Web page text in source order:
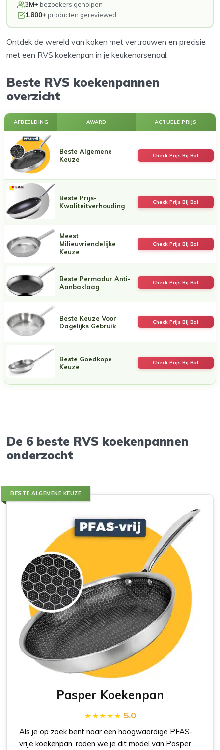
3M+ bezoekers geholpen
1.800+producten gereviewed
Ontdek de wereld van koken met vertrouwen en precisie
met een RVS koekenpan in je keukenarsenaal.
Beste RVS koekenpannen
overzicht
AFBEELDING AWARD ACTUELE PRIJS
Beste Algemene
Keuze
Check Prijs Bij Bol
Beste Prijs-
Kwaliteitverhouding
Check Prijs Bij Bol
Meest
Milieuvriendelijke
Keuze
Check Prijs Bij Bol
Beste Permadur Anti-
Aanbaklaag
Check Prijs Bij Bol
Beste Keuze Voor
Dagelijks Gebruik
Check Prijs Bij Bol
Beste Goedkope
Keuze
Check Prijs Bij Bol
De 6 beste RVS koekenpannen
onderzocht
BESTE ALGEMENE KEUZE
Pasper Koekenpan
5.0
Als je op zoek bent naar een hoogwaardige PFAS-
vrije koekenpan, raden we je dit model van Pasper